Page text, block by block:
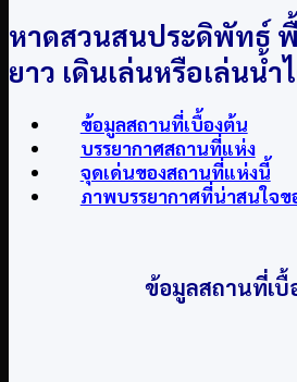
หาดสวนสนประดิพัทธ์
ยาว เดินเล่นหรือเล่นน้
ข้อมูลสถานที่เบื้องต้น
บรรยากาศสถานที่แห่ง
จุดเด่นของสถานที่แห่งนี้
ภาพบรรยากาศที่น่าสนใจ
ข้อมูลสถานที่เบื้